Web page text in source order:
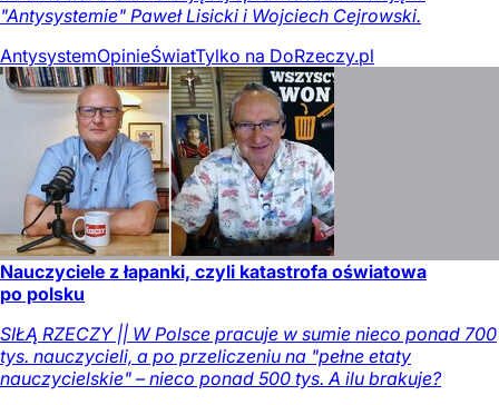
"Antysystemie" Paweł Lisicki i Wojciech Cejrowski.
AntysystemOpinieŚwiatTylko na DoRzeczy.pl
Nauczyciele z łapanki, czyli katastrofa oświatowa
po polsku
SIŁĄ RZECZY || W Polsce pracuje w sumie nieco ponad 700
tys. nauczycieli, a po przeliczeniu na "pełne etaty
nauczycielskie" – nieco ponad 500 tys. A ilu brakuje?